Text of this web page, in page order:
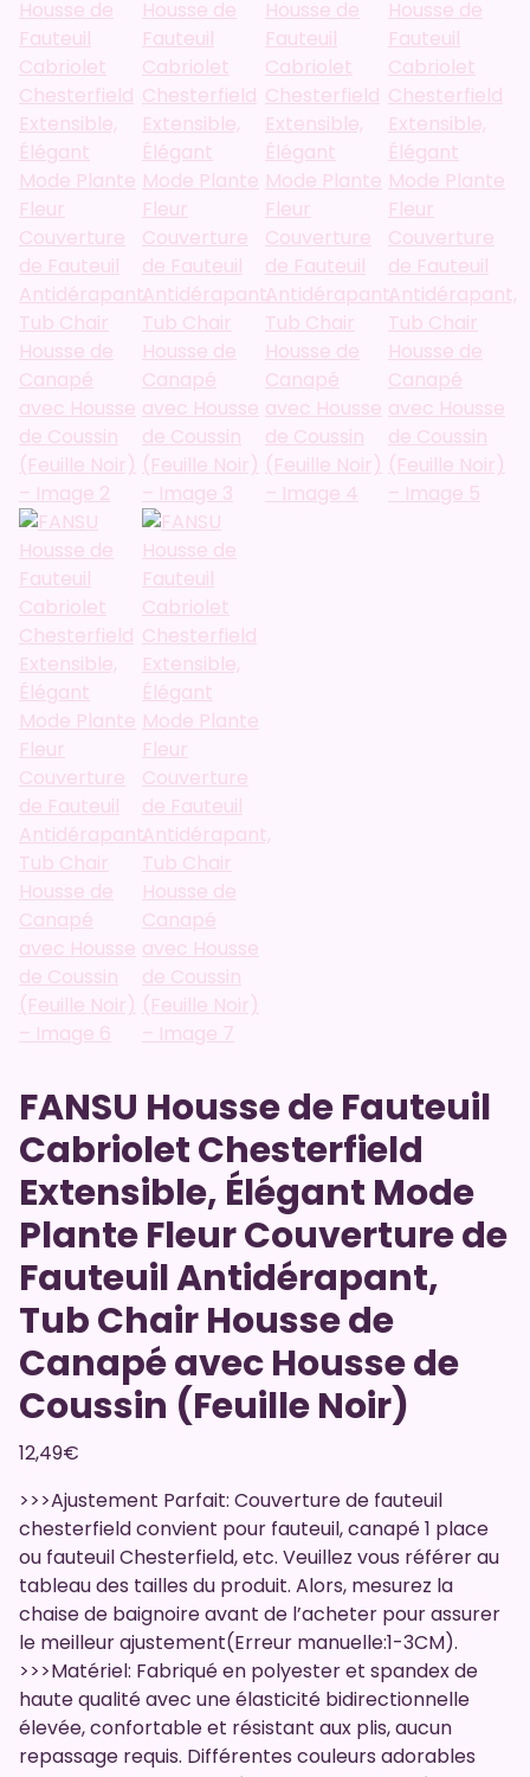
FANSU Housse de Fauteuil
Cabriolet Chesterfield
Extensible, Élégant Mode
Plante Fleur Couverture de
Fauteuil Antidérapant,
Tub Chair Housse de
Canapé avec Housse de
Coussin (Feuille Noir)
12,49€
>>>Ajustement Parfait: Couverture de fauteuil
chesterfield convient pour fauteuil, canapé 1 place
ou fauteuil Chesterfield, etc. Veuillez vous référer au
tableau des tailles du produit. Alors, mesurez la
chaise de baignoire avant de l’acheter pour assurer
le meilleur ajustement(Erreur manuelle:1-3CM).
>>>Matériel: Fabriqué en polyester et spandex de
haute qualité avec une élasticité bidirectionnelle
élevée, confortable et résistant aux plis, aucun
repassage requis. Différentes couleurs adorables